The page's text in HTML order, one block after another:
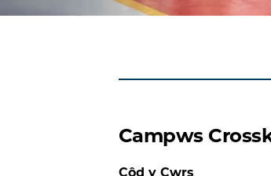
Campws
Côd y Cwrs